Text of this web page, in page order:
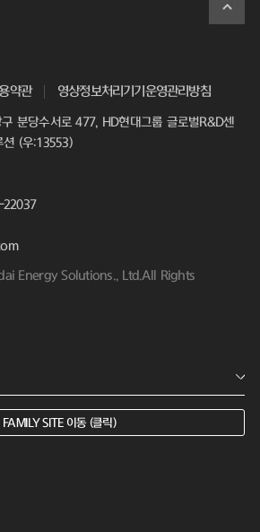
약관 영상정보처리기기운영관리방침
분당수서로 477, HD현대그룹 글로벌R&D센
션 (우:13553)
22037
Energy Solutions., Ltd.All Rights
FAMILY SITE 이동 (클릭)